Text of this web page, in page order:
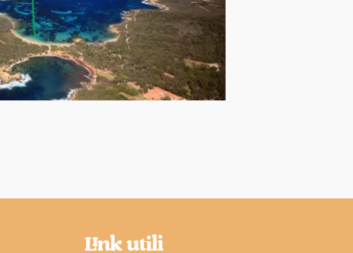
Link utili